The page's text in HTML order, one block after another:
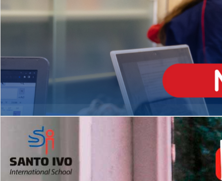
Matrículas Abertas 2026
MÉDIO
igh School
Dupla Diplomação
2º AO 5º ANO FUNDAMENTAL